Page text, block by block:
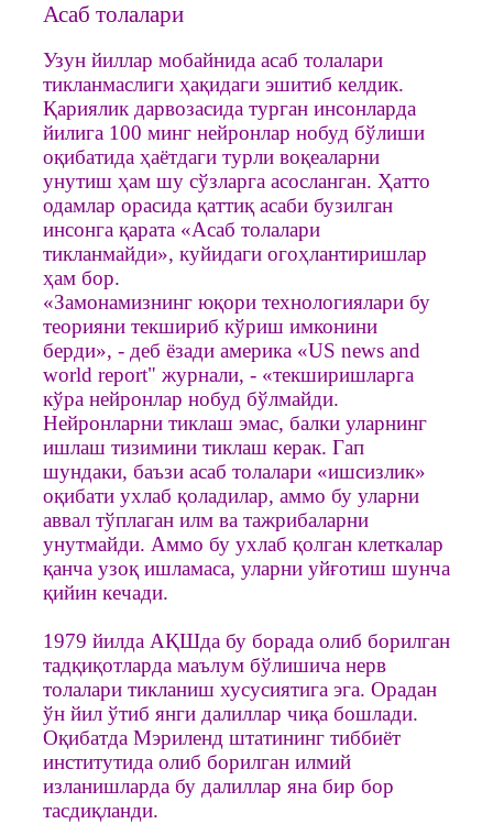
Асаб толалари
Узун йиллар мобайнида асаб толалари
тикланмаслиги ҳақидаги эшитиб келдик.
Қариялик дарвозасида турган инсонларда
йилига 100 минг нейронлар нобуд бўлиши
оқибатида ҳаётдаги турли воқеаларни
унутиш ҳам шу сўзларга асосланган. Ҳатто
одамлар орасида қаттиқ асаби бузилган
инсонга қарата «Асаб толалари
тикланмайди», куйидаги огоҳлантиришлар
ҳам бор.
«Замонамизнинг юқори технологиялари бу
теорияни текшириб кўриш имконини
берди», - деб ёзади америка «US news and
world report" журнали, - «текширишларга
кўра нейронлар нобуд бўлмайди.
Нейронларни тиклаш эмас, балки уларнинг
ишлаш тизимини тиклаш керак. Гап
шундаки, баъзи асаб толалари «ишсизлик»
оқибати ухлаб қоладилар, аммо бу уларни
аввал тўплаган илм ва тажрибаларни
унутмайди. Аммо бу ухлаб қолган клеткалар
қанча узоқ ишламаса, уларни уйғотиш шунча
қийин кечади.
1979 йилда АҚШда бу борада олиб борилган
тадқиқотларда маълум бўлишича нерв
толалари тикланиш хусусиятига эга. Орадан
ўн йил ўтиб янги далиллар чиқа бошлади.
Оқибатда Мэриленд штатининг тиббиёт
институтида олиб борилган илмий
изланишларда бу далиллар яна бир бор
тасдиқланди.